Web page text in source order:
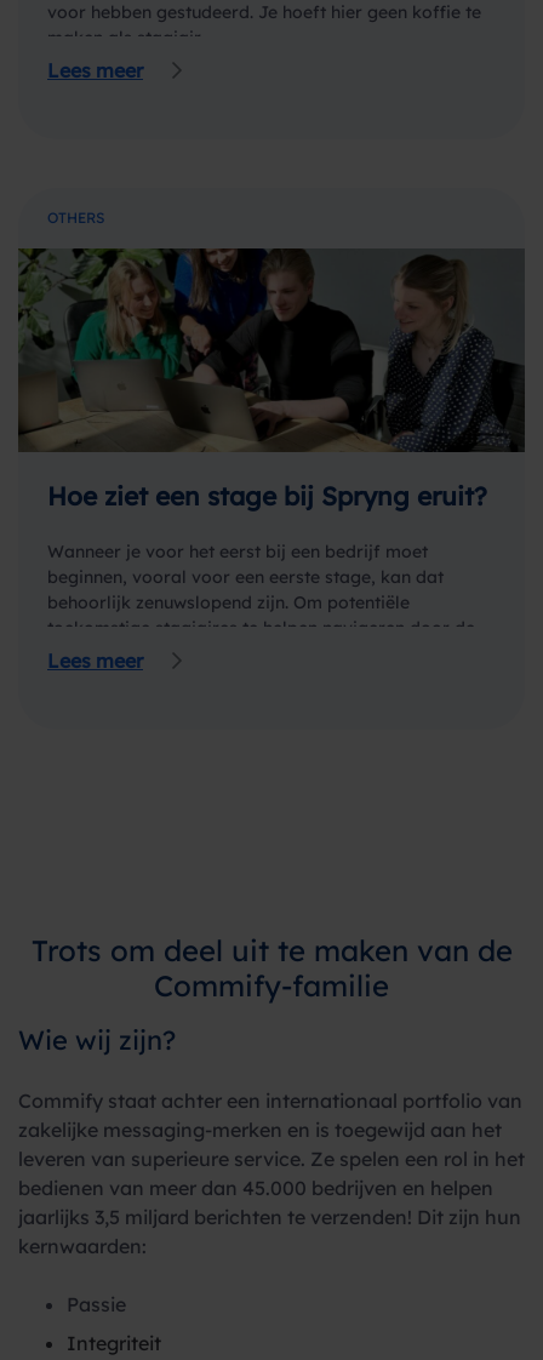
voor hebben gestudeerd. Je hoeft hier geen koffie te
maken als stagiair,…
Lees meer
OTHERS
Hoe ziet een stage bij Spryng eruit?
Wanneer je voor het eerst bij een bedrijf moet
beginnen, vooral voor een eerste stage, kan dat
behoorlijk zenuwslopend zijn. Om potentiële
toekomstige stagiaires te helpen navigeren door de
bedrijfswereld…
Lees meer
Trots om deel uit te maken van de
Commify-familie
Wie wij zijn?
Commify staat achter een internationaal portfolio van
zakelijke messaging-merken en is toegewijd aan het
leveren van superieure service. Ze spelen een rol in het
bedienen van meer dan 45.000 bedrijven en helpen
jaarlijks 3,5 miljard berichten te verzenden! Dit zijn hun
kernwaarden:
Passie
Integriteit